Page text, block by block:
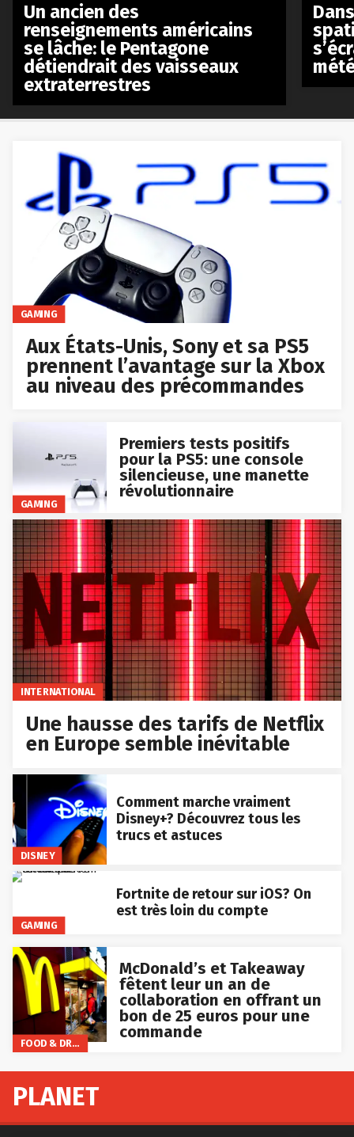
GAMING
Aux États-Unis, Sony et sa PS5
prennent l’avantage sur la Xbox
au niveau des précommandes
GAMING
Premiers tests positifs
pour la PS5: une console
silencieuse, une manette
révolutionnaire
INTERNATIONAL
Une hausse des tarifs de Netflix
en Europe semble inévitable
DISNEY
Comment marche vraiment
Disney+? Découvrez tous les
trucs et astuces
GAMING
Fortnite de retour sur iOS? On
est très loin du compte
FOOD & DRINKS
McDonald’s et Takeaway
fêtent leur un an de
collaboration en offrant un
bon de 25 euros pour une
commande
Un ancien des
renseignements américains
se lâche: le Pentagone
détiendrait des vaisseaux
extraterrestres
PLANET